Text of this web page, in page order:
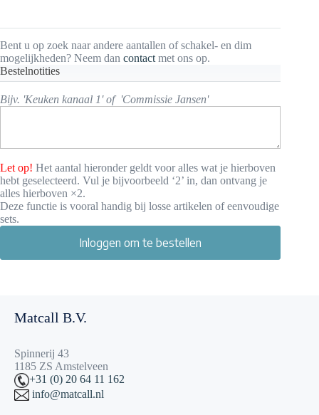
Bent u op zoek naar andere aantallen of schakel- en dim
mogelijkheden? Neem dan contact met ons op.
Bestelnotities
Bijv. 'Keuken kanaal 1' of 'Commissie Jansen'
Let op! Het aantal hieronder geldt voor alles wat je hierboven
hebt geselecteerd. Vul je bijvoorbeeld ‘2’ in, dan ontvang je
alles hierboven ×2.
Deze functie is vooral handig bij losse artikelen of eenvoudige
sets.
Inloggen om te bestellen
Matcall B.V.
Spinnerij 43
1185 ZS Amstelveen
+31 (0) 20 64 11 162
info@matcall.nl